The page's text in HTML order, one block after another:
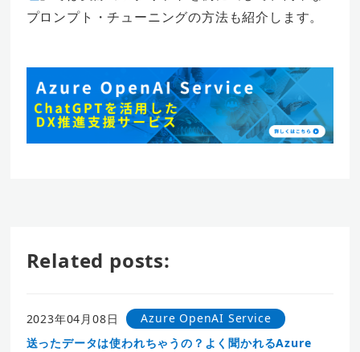
プロンプト・チューニングの方法も紹介します。
Related posts:
2023年04月08日
Azure OpenAI Service
送ったデータは使われちゃうの？よく聞かれるAzure